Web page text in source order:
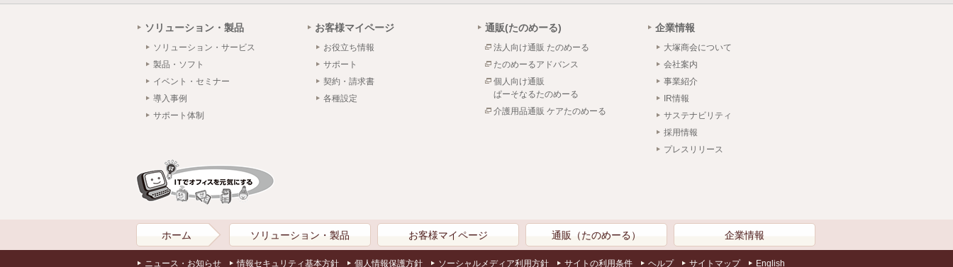
ソリューション・製品
ソリューション・サービス
製品・ソフト
イベント・セミナー
導入事例
サポート体制
お客様マイページ
お役立ち情報
サポート
契約・請求書
各種設定
通販(たのめーる)
法人向け通販 たのめーる
たのめーるアドバンス
個人向け通販
ぱーそなるたのめーる
介護用品通販 ケアたのめーる
企業情報
大塚商会について
会社案内
事業紹介
IR情報
サステナビリティ
採用情報
プレスリリース
ホーム ソリューション・製品 お客様マイページ 通販（たのめーる） 企業情報
ニュース・お知らせ 情報セキュリティ基本方針 個人情報保護方針 ソーシャルメディア利用方針 サイトの利用条件 ヘルプ サイトマップ English